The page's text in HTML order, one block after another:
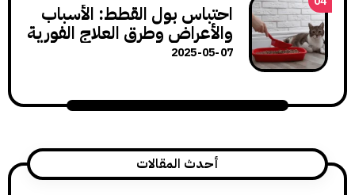
احتباس بول القطط: الأسباب
والأعراض وطرق العلاج الفورية
2025-05-07
أحدث المقالات